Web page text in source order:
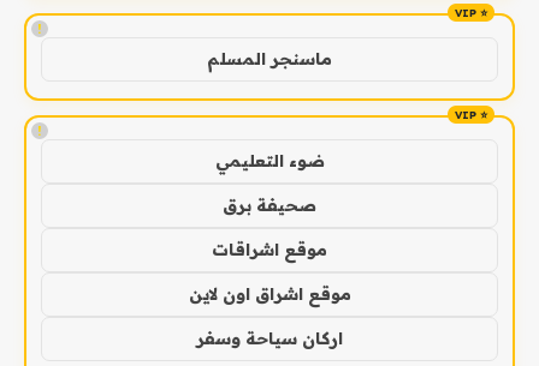
!
ماسنجر المسلم
!
ضوء التعليمي
صحيفة برق
موقع اشراقات
موقع اشراق اون لاين
اركان سياحة وسفر